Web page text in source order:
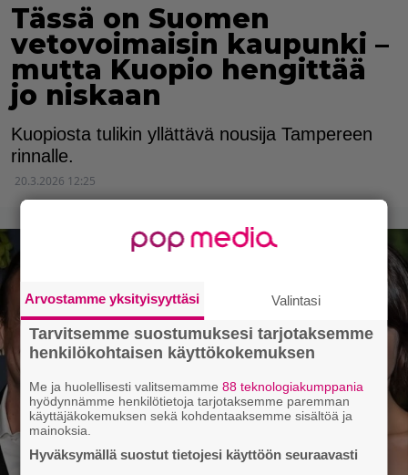
Tässä on Suomen
vetovoimaisin kaupunki –
mutta Kuopio hengittää
jo niskaan
Kuopiosta tulikin yllättävä nousija Tampereen
rinnalle.
20.3.2026 12:25
Arvostamme yksityisyyttäsi Valintasi
Tarvitsemme suostumuksesi tarjotaksemme
henkilökohtaisen käyttökokemuksen
Me ja huolellisesti valitsemamme88 teknologiakumppania
hyödynnämme henkilötietoja tarjotaksemme paremman
käyttäjäkokemuksen sekä kohdentaaksemme sisältöä ja
mainoksia.
Hyväksymällä suostut tietojesi käyttöön seuraavasti